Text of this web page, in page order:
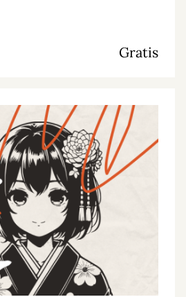
Gratis